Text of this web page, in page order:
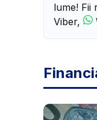
lume! Fii
Viber,